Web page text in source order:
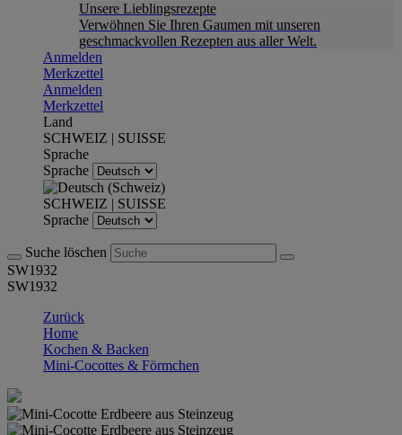
Unsere Lieblingsrezepte
Verwöhnen Sie Ihren Gaumen mit unseren
geschmackvollen Rezepten aus aller Welt.
Anmelden
Merkzettel
Anmelden
Merkzettel
Land
SCHWEIZ | SUISSE
Sprache
Sprache
SCHWEIZ | SUISSE
Sprache
Suche löschen
SW1932
SW1932
Zurück
Home
Kochen & Backen
Mini-Cocottes & Förmchen